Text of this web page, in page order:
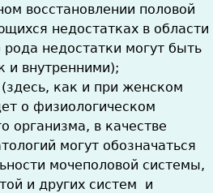
восстановлении половой
недостатках в области
рода недостатки могут быть
и внутренними);
как и при женском
о физиологическом
организма, в качестве
могут обозначаться
мочеполовой системы,
и других систем и